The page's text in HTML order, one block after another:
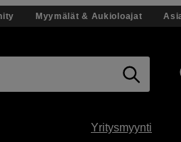
Myymälät & Aukioloajat
Yritysmyynti